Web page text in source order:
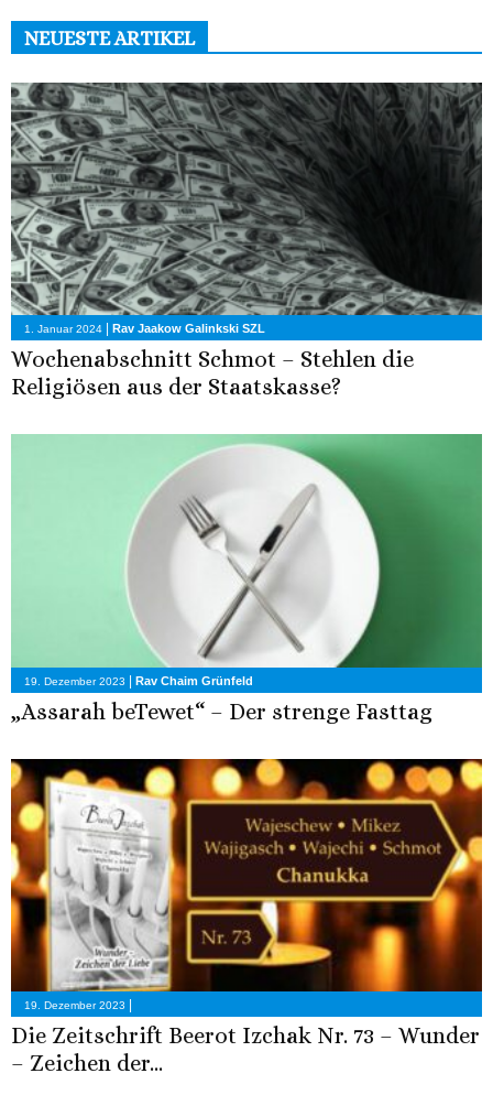
NEUESTE ARTIKEL
1. Januar 2024 Rav Jaakow Galinkski SZL
Wochenabschnitt Schmot – Stehlen die
Religiösen aus der Staatskasse?
19. Dezember 2023 | Rav Chaim Grünfeld
„Assarah beTewet“ – Der strenge Fasttag
19. Dezember 2023
Die Zeitschrift Beerot Izchak Nr. 73 – Wunder
– Zeichen der...